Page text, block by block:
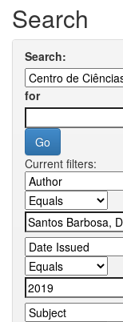
Search
Search:
for
Current filters: